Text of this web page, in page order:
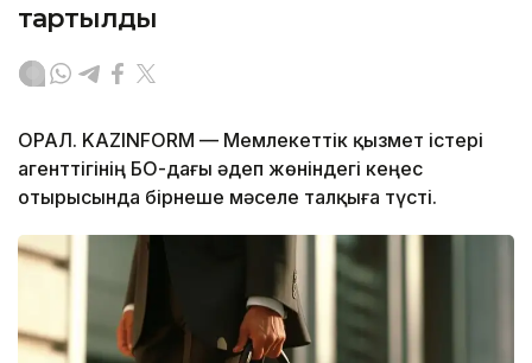
тартылды
ОРАЛ. KAZINFORM — Мемлекеттік қызмет істері
агенттігінің БҚО-дағы әдеп жөніндегі кеңес
отырысында бірнеше мәселе талқыға түсті.